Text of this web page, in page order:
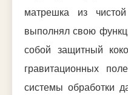
матрешка из
выполнял свою
собой защитный
гравитационных
системы обработки